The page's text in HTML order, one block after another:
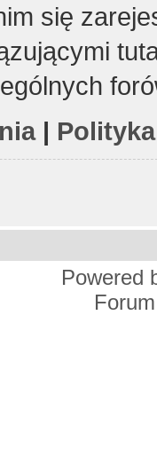
się
|
Powered